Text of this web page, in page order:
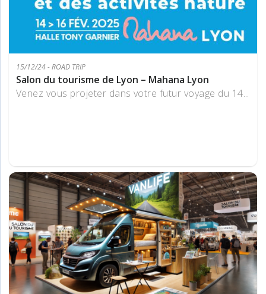
15/12/24 - ROAD TRIP
Salon du tourisme de Lyon – Mahana Lyon
Venez vous projeter dans votre futur voyage du 14...